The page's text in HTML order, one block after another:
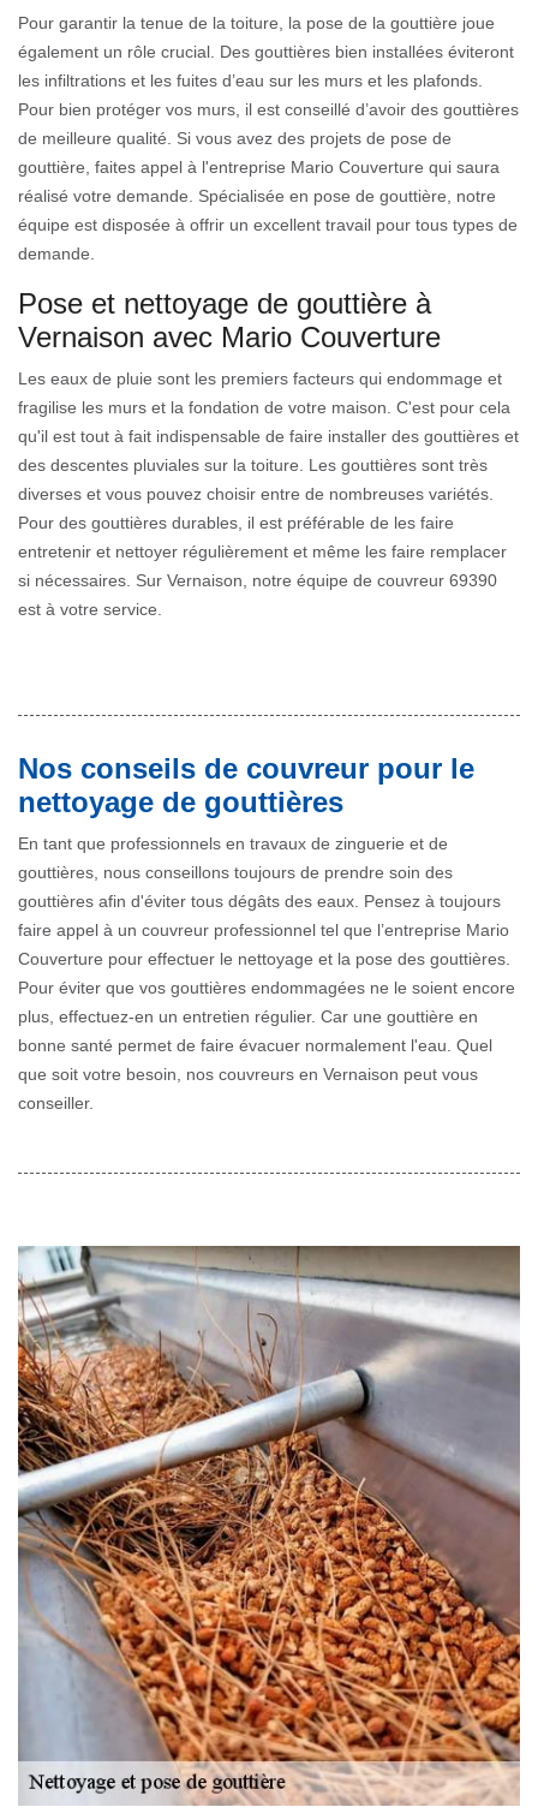
Pour garantir la tenue de la toiture, la pose de la gouttière joue
également un rôle crucial. Des gouttières bien installées éviteront
les infiltrations et les fuites d’eau sur les murs et les plafonds.
Pour bien protéger vos murs, il est conseillé d’avoir des gouttières
de meilleure qualité. Si vous avez des projets de pose de
gouttière, faites appel à l'entreprise Mario Couverture qui saura
réalisé votre demande. Spécialisée en pose de gouttière, notre
équipe est disposée à offrir un excellent travail pour tous types de
demande.
Pose et nettoyage de gouttière à
Vernaison avec Mario Couverture
Les eaux de pluie sont les premiers facteurs qui endommage et
fragilise les murs et la fondation de votre maison. C'est pour cela
qu'il est tout à fait indispensable de faire installer des gouttières et
des descentes pluviales sur la toiture. Les gouttières sont très
diverses et vous pouvez choisir entre de nombreuses variétés.
Pour des gouttières durables, il est préférable de les faire
entretenir et nettoyer régulièrement et même les faire remplacer
si nécessaires. Sur Vernaison, notre équipe de couvreur 69390
est à votre service.
Nos conseils de couvreur pour le
nettoyage de gouttières
En tant que professionnels en travaux de zinguerie et de
gouttières, nous conseillons toujours de prendre soin des
gouttières afin d'éviter tous dégâts des eaux. Pensez à toujours
faire appel à un couvreur professionnel tel que l’entreprise Mario
Couverture pour effectuer le nettoyage et la pose des gouttières.
Pour éviter que vos gouttières endommagées ne le soient encore
plus, effectuez-en un entretien régulier. Car une gouttière en
bonne santé permet de faire évacuer normalement l'eau. Quel
que soit votre besoin, nos couvreurs en Vernaison peut vous
conseiller.